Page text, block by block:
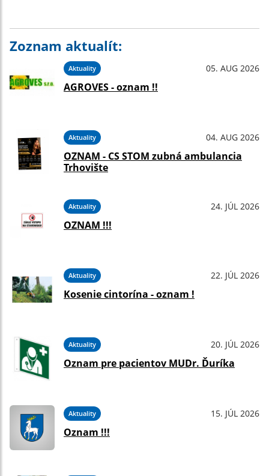
Zoznam aktualít:
Aktuality 05. AUG 2026
AGROVES - oznam !!
Aktuality 04. AUG 2026
OZNAM - CS STOM zubná ambulancia
Trhovište
Aktuality 24. JÚL 2026
OZNAM !!!
Aktuality 22. JÚL 2026
Kosenie cintorína - oznam !
Aktuality 20. JÚL 2026
Oznam pre pacientov MUDr. Ďuríka
Aktuality 15. JÚL 2026
Oznam !!!